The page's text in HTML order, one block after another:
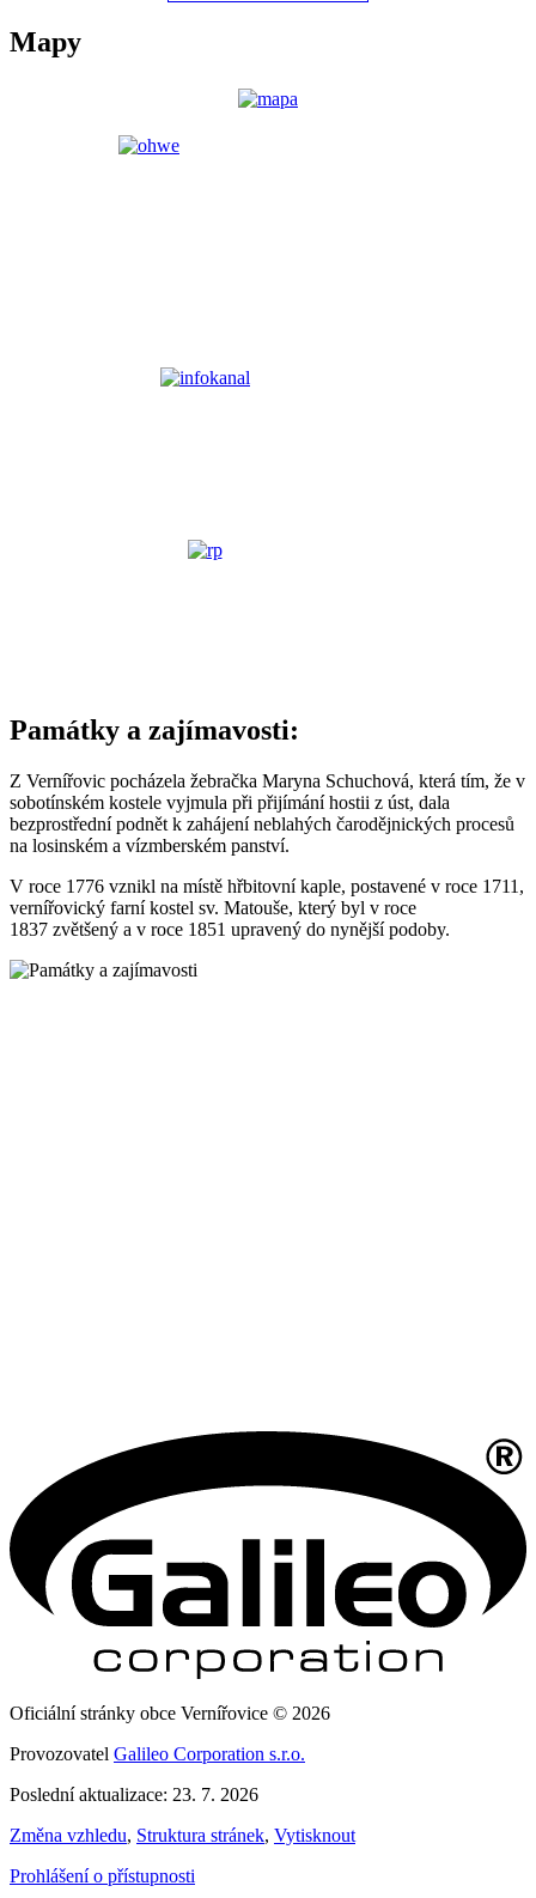
Mapy
Památky a zajímavosti:
Z Vernířovic pocházela žebračka Maryna Schuchová, která tím, že v
sobotínském kostele vyjmula při přijímání hostii z úst, dala
bezprostřední podnět k zahájení neblahých čarodějnických procesů
na losinském a vízmberském panství.
V roce 1776 vznikl na místě hřbitovní kaple, postavené v roce 1711,
vernířovický farní kostel sv. Matouše, který byl v roce
1837 zvětšený a v roce 1851 upravený do nynější podoby.
Oficiální stránky obce Vernířovice © 2026
Provozovatel Galileo Corporation s.r.o.
Poslední aktualizace: 23. 7. 2026
Změna vzhledu, Struktura stránek, Vytisknout
Prohlášení o přístupnosti